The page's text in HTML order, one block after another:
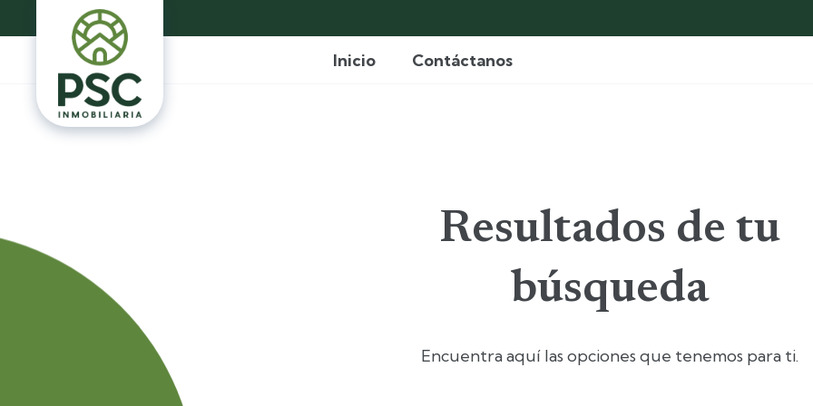
Inicio Contáctanos
Resultados de tu
búsqueda
Encuentra aquí las opciones que tenemos para ti.